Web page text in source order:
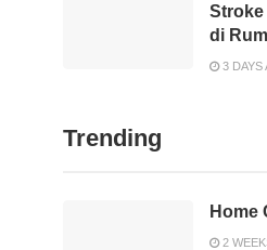
di
3 DAYS
Trending
Home
2